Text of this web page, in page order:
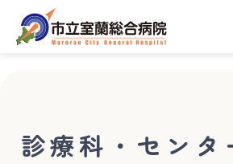
診療科・センタ